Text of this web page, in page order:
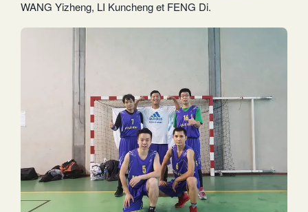
WANG Yizheng, LI Kuncheng et FENG Di.